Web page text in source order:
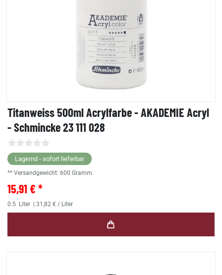
Titanweiss 500ml Acrylfarbe - AKADEMIE Acryl
- Schmincke 23 111 028
Lagernd - sofort lieferbar
** Versandgewicht: 600 Gramm.
15,91 € *
0.5 Liter | 31,82 € / Liter